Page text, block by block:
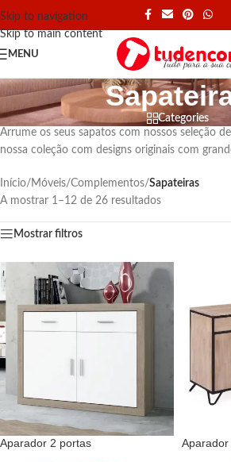
Skip to navigation
Skip to main content
MENU
Categories
Arrume os seus sapatos com nossos seleção
nossa coleção com designs originais com
Início/ Móveis/Complementos/Sapateiras
A mostrar 1–12 de 26 resultados
Mostrar filtros
Aparador 2 portas